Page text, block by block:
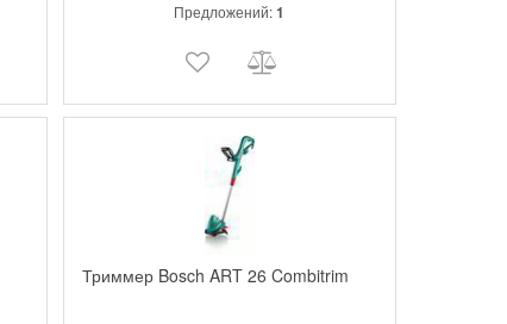
Предложений:1
Триммер Bosch ART 26 Combitrim